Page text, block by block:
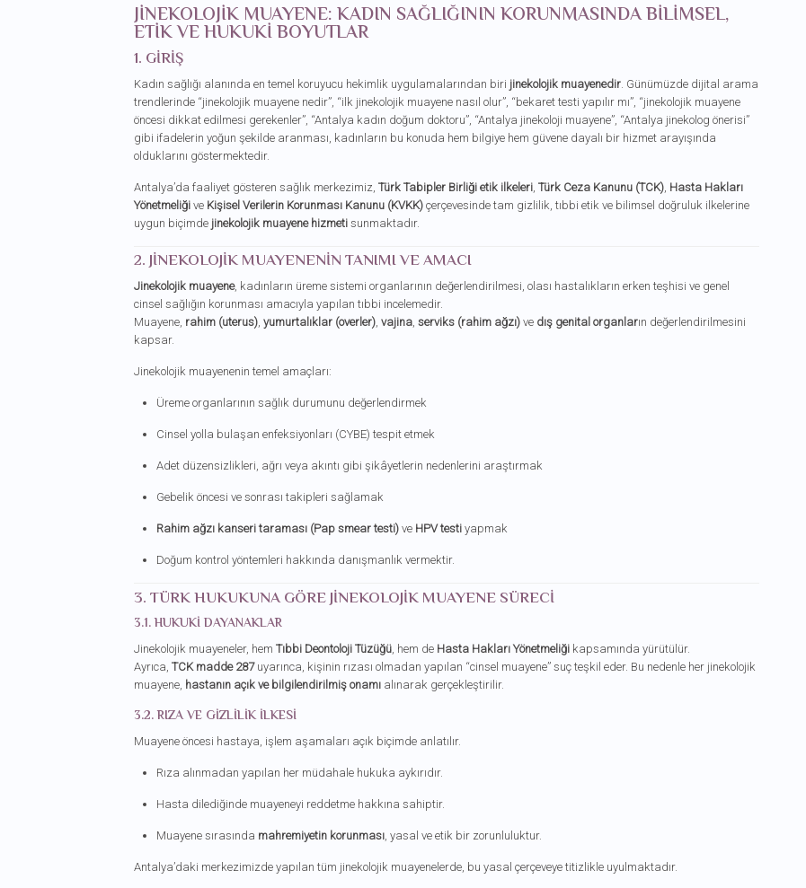
JINEKOLOJIK MUAYENE: KADIN SAĞLIĞININ KORUNMASINDA BILIMSEL,
ETIK VE HUKUKI BOYUTLAR
1. GIRIŞ
Kadın sağlığı alanında en temel koruyucu hekimlik uygulamalarından biri jinekolojik muayenedir. Günümüzde dijital arama
trendlerinde “jinekolojik muayene nedir”, “ilk jinekolojik muayene nasıl olur”, “bekaret testi yapılır mı”, “jinekolojik muayene
öncesi dikkat edilmesi gerekenler”, “Antalya kadın doğum doktoru”, “Antalya jinekoloji muayene”, “Antalya jinekolog önerisi”
gibi ifadelerin yoğun şekilde aranması, kadınların bu konuda hem bilgiye hem güvene dayalı bir hizmet arayışında
olduklarını göstermektedir.
Antalya’da faaliyet gösteren sağlık merkezimiz, Türk Tabipler Birliği etik ilkeleri, Türk Ceza Kanunu (TCK), Hasta Hakları
Yönetmeliğive Kişisel Verilerin Korunması Kanunu (KVKK)çerçevesinde tam gizlilik, tıbbi etik ve bilimsel doğruluk ilkelerine
uygun biçimde jinekolojik muayene hizmetisunmaktadır.
2. JINEKOLOJIK MUAYENENIN TANIMI VE AMACI
Jinekolojik muayene, kadınların üreme sistemi organlarının değerlendirilmesi, olası hastalıkların erken teşhisi ve genel
cinsel sağlığın korunması amacıyla yapılan tıbbi incelemedir.
Muayene, rahim (uterus), yumurtalıklar (overler), vajina, serviks (rahim ağzı)ve dış genital organların değerlendirilmesini
kapsar.
Jinekolojik muayenenin temel amaçları:
Üreme organlarının sağlık durumunu değerlendirmek
Cinsel yolla bulaşan enfeksiyonları (CYBE) tespit etmek
Adet düzensizlikleri, ağrı veya akıntı gibi şikâyetlerin nedenlerini araştırmak
Gebelik öncesi ve sonrası takipleri sağlamak
Rahim ağzı kanseri taraması (Pap smear testi)ve HPV testiyapmak
Doğum kontrol yöntemleri hakkında danışmanlık vermektir.
3. TÜRK HUKUKUNA GÖRE JINEKOLOJIK MUAYENE SÜRECI
3.1. HUKUKI DAYANAKLAR
Jinekolojik muayeneler, hem Tıbbi Deontoloji Tüzüğü, hem de Hasta Hakları Yönetmeliğikapsamında yürütülür.
Ayrıca, TCK madde 287uyarınca, kişinin rızası olmadan yapılan “cinsel muayene” suç teşkil eder. Bu nedenle her jinekolojik
muayene, hastanın açık ve bilgilendirilmiş onamıalınarak gerçekleştirilir.
3.2. RIZA VE GIZLILIK İLKESI
Muayene öncesi hastaya, işlem aşamaları açık biçimde anlatılır.
Rıza alınmadan yapılan her müdahale hukuka aykırıdır.
Hasta dilediğinde muayeneyi reddetme hakkına sahiptir.
Muayene sırasında mahremiyetin korunması, yasal ve etik bir zorunluluktur.
Antalya’daki merkezimizde yapılan tüm jinekolojik muayenelerde, bu yasal çerçeveye titizlikle uyulmaktadır.